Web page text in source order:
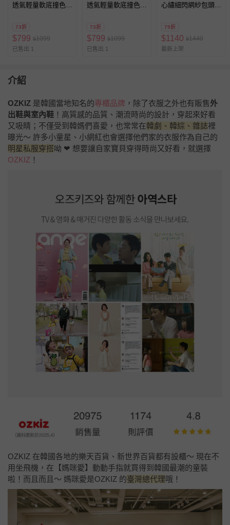
透氣輕量軟底撞色涼
粉
73折
$799 $1099
已售出 1
透氣輕量軟底撞色涼
水藍
73折
$799 $1099
已售出 1
心繡細閃網紗包頭涼
79折
$1140 $1440
最新上架
介紹
OZKIZ 是韓國當地知名的專櫃品牌 ，除了衣服之外也有販售外
出鞋與室內鞋 ！高質感的品質、潮流時尚的設計，穿起來好看
又吸睛；不僅受到韓媽們喜愛，也常常在韓劇、韓綜、雜誌裡
曝光～ 許多小童星、小網紅也會選擇他們家的衣服作為自己的
明星私服穿搭呦 ❤ 想要讓自家寶貝穿得時尚又好看，就選擇
OZKIZ ！
OZKIZ 在韓國各地的樂天百貨、新世界百貨都有設櫃～ 現在不
用坐飛機，在【媽咪愛】動動手指就買得到韓國最潮的童裝
啦！而且而且～ 媽咪愛是OZKIZ 的臺灣總代理哦！